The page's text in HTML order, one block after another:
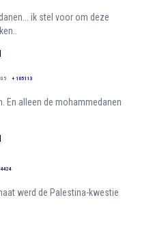
ik stel voor om deze
+ 105113
En alleen de mohammedanen
werd de Palestina-kwestie